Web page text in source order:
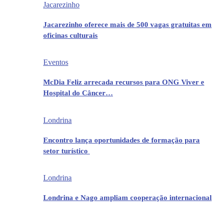
Jacarezinho
Jacarezinho oferece mais de 500 vagas gratuitas em
oficinas culturais
Eventos
McDia Feliz arrecada recursos para ONG Viver e
Hospital do Câncer…
Londrina
Encontro lança oportunidades de formação para
setor turístico
Londrina
Londrina e Nago ampliam cooperação internacional